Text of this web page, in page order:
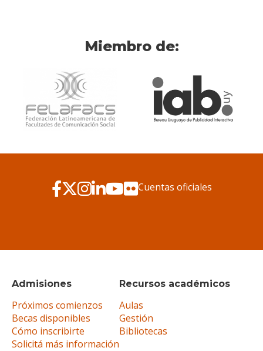
Miembro de:
Admisiones
Próximos comienzos
Becas disponibles
Cómo inscribirte
Solicitá más información
Recursos académicos
Aulas
Gestión
Bibliotecas
Cuentas oficiales